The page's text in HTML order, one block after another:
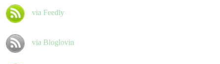
via Feedly
via Bloglovin